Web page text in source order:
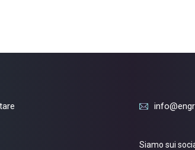
personalizzata, insieme ad essa
Siamo sui